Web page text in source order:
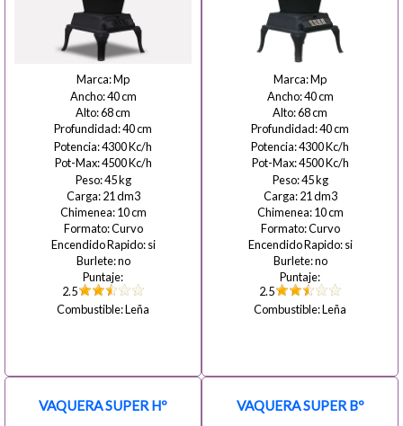
Mp
40
68
40
4300
4500
45
21
10
Curvo
si
no
2.5
Leña
Mp
40
68
40
4300
4500
45
21
10
Curvo
si
no
2.5
Leña
VAQUERA SUPER Hº VAQUERA SUPER Bº